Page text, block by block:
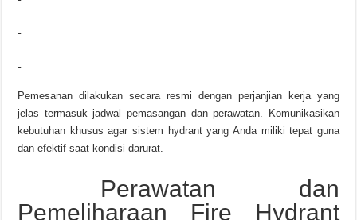
Pemesanan dilakukan secara resmi dengan perjanjian kerja yang
jelas termasuk jadwal pemasangan dan perawatan. Komunikasikan
kebutuhan khusus agar sistem hydrant yang Anda miliki tepat guna
dan efektif saat kondisi darurat.
Perawatan dan
Pemeliharaan Fire Hydrant